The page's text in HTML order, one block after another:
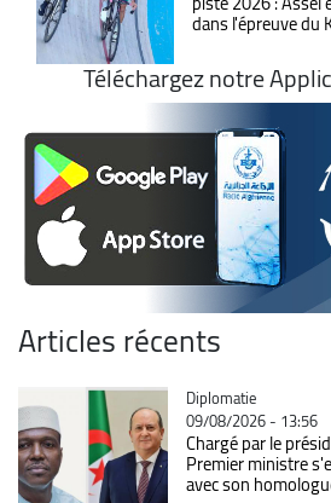
dans l'épreuve du
Téléchargez notre
Articles récents
Catégorie
Diplomatie
09/08/2026 - 13:56
Chargé par le
Premier ministre
avec son